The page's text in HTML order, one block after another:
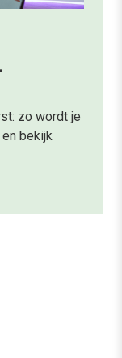
zo wordt je
bekijk